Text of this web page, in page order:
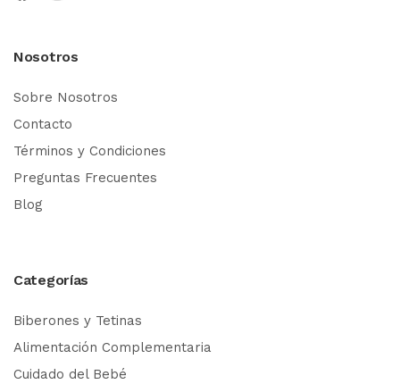
Nosotros
Sobre Nosotros
Contacto
Términos y Condiciones
Preguntas Frecuentes
Blog
Categorías
Biberones y Tetinas
Alimentación Complementaria
Cuidado del Bebé